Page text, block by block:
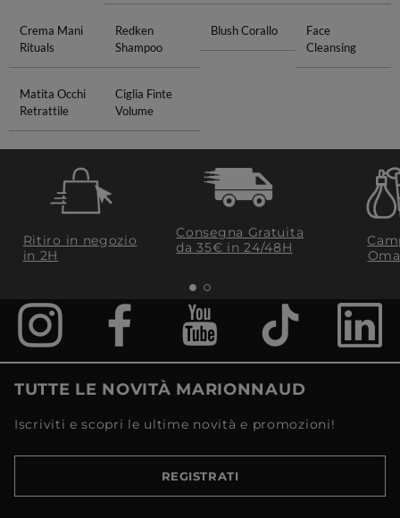
Crema Mani
Rituals
Redken
Shampoo
Blush Corallo
Face
Cleansing
Matita Occhi
Retrattile
Ciglia Finte
Volume
Ritiro in negozio
in 2H
Consegna Gratuita
da 35€​ in 24/48H
TUTTE LE NOVITÀ MARIONNAUD
Iscriviti e scopri le ultime novità e promozioni!
REGISTRATI